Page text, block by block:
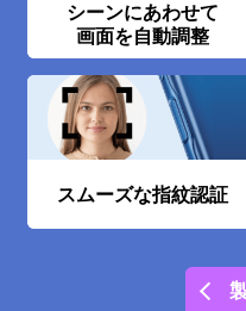
シーンにあわせて
画面を自動調整
スムーズな指紋認証